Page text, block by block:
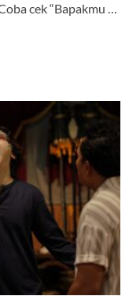
cek “Bapakmu …